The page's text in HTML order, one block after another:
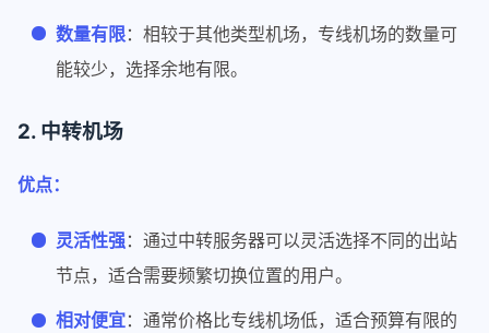
数量有限：相较于其他类型机场，专线机场的数量可
能较少，选择余地有限。
2. 中转机场
优点：
灵活性强：通过中转服务器可以灵活选择不同的出站
节点，适合需要频繁切换位置的用户。
相对便宜：通常价格比专线机场低，适合预算有限的